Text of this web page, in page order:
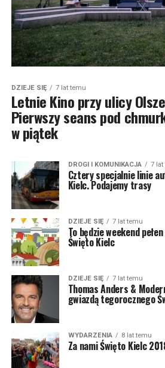
DZIEJE SIĘ 7 lat temu
Letnie Kino przy ulicy
Pierwszy seans pod
w piątek
DROGI I KOMUNIKACJA 7 lat
Cztery specjalnie linie
Kielc. Podajemy trasy
DZIEJE SIĘ 7 lat temu
To będzie weekend
Święto Kielc
DZIEJE SIĘ 7 lat temu
Thomas Anders &
gwiazdą tegorocznego
WYDARZENIA 8 lat temu
Za nami Święto Kielc